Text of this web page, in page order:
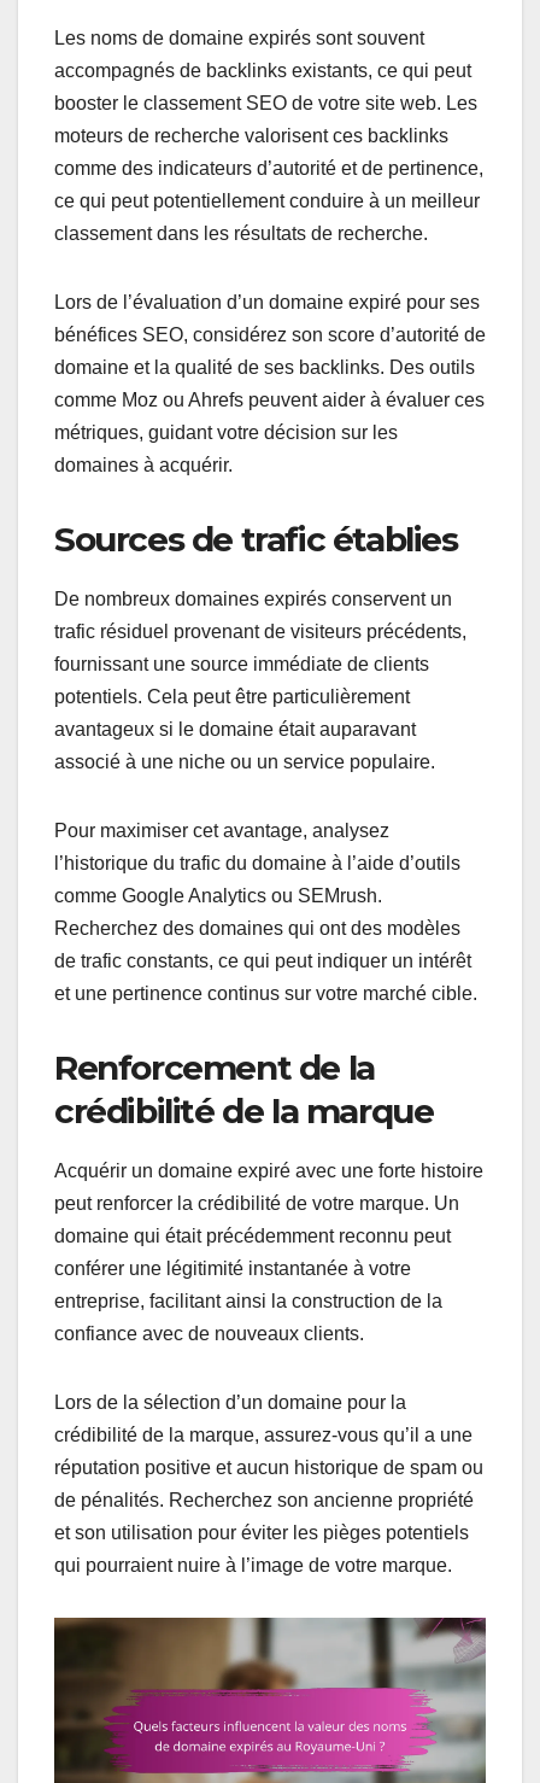
Les noms de domaine expirés sont souvent
accompagnés de backlinks existants, ce qui peut
booster le classement SEO de votre site web. Les
moteurs de recherche valorisent ces backlinks
comme des indicateurs d’autorité et de pertinence,
ce qui peut potentiellement conduire à un meilleur
classement dans les résultats de recherche.
Lors de l’évaluation d’un domaine expiré pour ses
bénéfices SEO, considérez son score d’autorité de
domaine et la qualité de ses backlinks. Des outils
comme Moz ou Ahrefs peuvent aider à évaluer ces
métriques, guidant votre décision sur les
domaines à acquérir.
Sources de trafic établies
De nombreux domaines expirés conservent un
trafic résiduel provenant de visiteurs précédents,
fournissant une source immédiate de clients
potentiels. Cela peut être particulièrement
avantageux si le domaine était auparavant
associé à une niche ou un service populaire.
Pour maximiser cet avantage, analysez
l’historique du trafic du domaine à l’aide d’outils
comme Google Analytics ou SEMrush.
Recherchez des domaines qui ont des modèles
de trafic constants, ce qui peut indiquer un intérêt
et une pertinence continus sur votre marché cible.
Renforcement de la
crédibilité de la marque
Acquérir un domaine expiré avec une forte histoire
peut renforcer la crédibilité de votre marque. Un
domaine qui était précédemment reconnu peut
conférer une légitimité instantanée à votre
entreprise, facilitant ainsi la construction de la
confiance avec de nouveaux clients.
Lors de la sélection d’un domaine pour la
crédibilité de la marque, assurez-vous qu’il a une
réputation positive et aucun historique de spam ou
de pénalités. Recherchez son ancienne propriété
et son utilisation pour éviter les pièges potentiels
qui pourraient nuire à l’image de votre marque.